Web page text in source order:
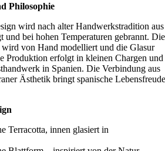
Philosophie
wird nach alter Handwerkstradition aus
und bei hohen Temperaturen gebrannt. Die
von Hand modelliert und die Glasur
Produktion erfolgt in kleinen Chargen und
in Spanien. Die Verbindung aus
Ästhetik bringt spanische Lebensfreude
Terracotta, innen glasiert in